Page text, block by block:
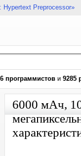
Hypertext Preprocessor»
программистов и 9285
6000 мАч,